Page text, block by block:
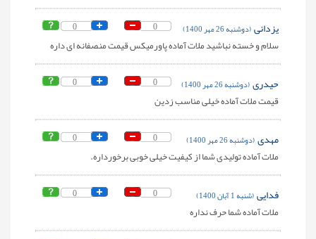
0 0 یزدانی(دوشنبه 26 مهر 1400)
سلام و خسته نباشید ملات آماده پاورمیکس قیمت منصفانه ای داره
0 0 حیدری(دوشنبه 26 مهر 1400)
قیمت ملات آماده خیلی مناسب زدین
0 0 مهدی(دوشنبه 26 مهر 1400)
ملات آماده تولیدی شما از کیفیت خیلی خوبی برخورداره.
0 0 فدایی(شنبه 1 آبان 1400)
ملات آماده شما حرف نداره